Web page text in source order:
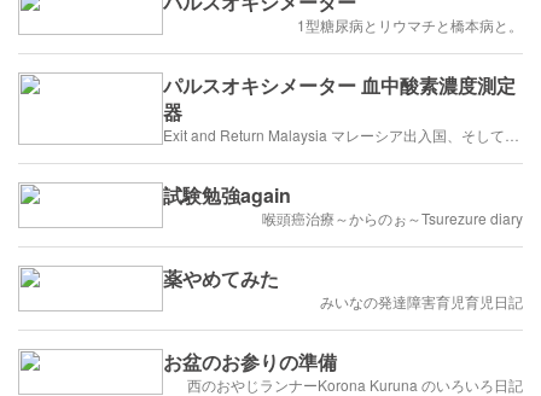
1型糖尿病とリウマチと橋本病と。
パルスオキシメーター 血中酸素濃度測定
器
試験勉強again
喉頭癌治療～からのぉ～Tsurezure diary
薬やめてみた
みいなの発達障害育児育児日記
お盆のお参りの準備
西のおやじランナーKorona Kuruna のいろいろ日記